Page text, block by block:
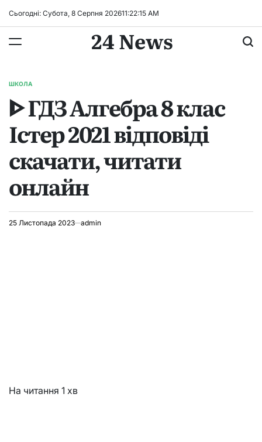
Сьогодні: Субота, 8 Серпня 202611:22:15 AM
24 News
ОПУБЛІКУВАТИ
ШКОЛА
ᐈ ГДЗ Алгебра 8 клас
Істер 2021 відповіді
скачати, читати
онлайн
25 Листопада 2023 admin
На читання 1 хв